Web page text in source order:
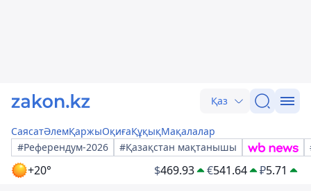
Қаз
СаясатӘлемҚаржыОқиғаҚұқықМақалалар
#Референдум-2026
#Қазақстан мақтанышы
+20° $469.93 €541.64 ₽5.71